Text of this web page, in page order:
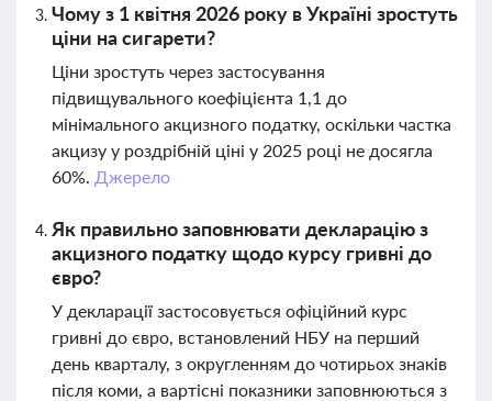
Чому з 1 квітня 2026 року в Україні зростуть
ціни на сигарети?
Ціни зростуть через застосування
підвищувального коефіцієнта 1,1 до
мінімального акцизного податку, оскільки частка
акцизу у роздрібній ціні у 2025 році не досягла
60%. Джерело
Як правильно заповнювати декларацію з
акцизного податку щодо курсу гривні до
євро?
У декларації застосовується офіційний курс
гривні до євро, встановлений НБУ на перший
день кварталу, з округленням до чотирьох знаків
після коми, а вартісні показники заповнюються з